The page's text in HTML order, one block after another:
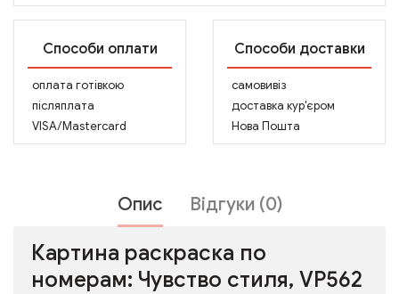
Способи оплати
оплата готівкою
післяплата
VISA/Mastercard
Способи доставки
самовивіз
доставка кур'єром
Нова Пошта
Опис Відгуки (0)
Картина раскраска по
номерам: Чувство стиля, VP562